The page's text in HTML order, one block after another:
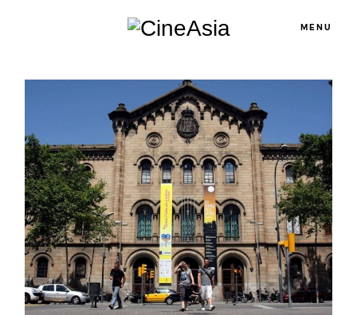
MENU
Cursos
Equipo
Blog